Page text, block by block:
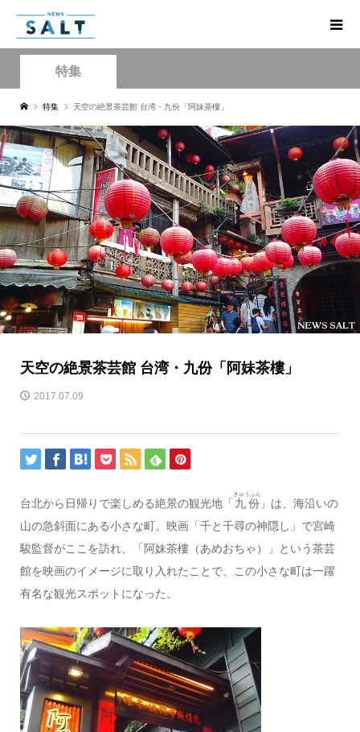
特集
特集 天空の絶景茶芸館 台湾・九份「阿妹茶樓」
天空の絶景茶芸館 台湾・九份「阿妹茶樓」
2017.07.09
台北から日帰りで楽しめる絶景の観光地「九份
きゅうふん
」は、海沿いの
山の急斜面にある小さな町。映画「千と千尋の神隠し」で宮崎
駿監督がここを訪れ、「阿妹茶樓（あめおちゃ）」という茶芸
館を映画のイメージに取り入れたことで、この小さな町は一躍
有名な観光スポットになった。